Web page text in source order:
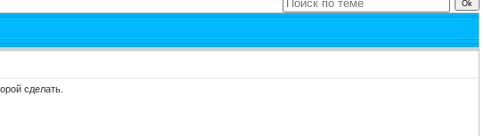
сделать.